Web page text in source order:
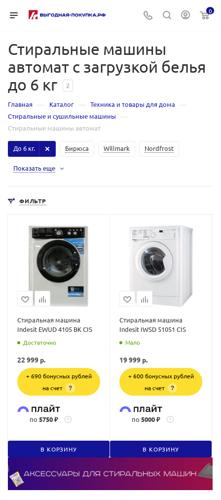
0
Стиральные машины
автомат с загрузкой белья
до 6 кг
2
Главная — Каталог — Техника и товары для дома —
Стиральные и сушильные машины —
Стиральные машины автомат
Бирюса Willmark Nordfrost
До 6 кг.
Показать еще
ФИЛЬТР
Стиральная машина
Indesit EWUD 4105 BK CIS
Достаточно
22 999 р.
+ 690 бонусных рублей
на счет
?
по 5750 ₽ ?
В КОРЗИНУ
Стиральная машина
Indesit IWSD 51051 CIS
Мало
19 999 р.
+ 600 бонусных рублей
на счет
?
по 5000 ₽ ?
В КОРЗИНУ